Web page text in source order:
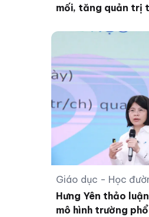
mối, tăng quản trị
Giáo dục - Học
Hưng Yên thảo
mô hình trường